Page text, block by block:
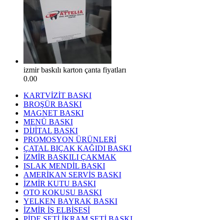
izmir baskılı karton çanta fiyatları
0.00
KARTVİZİT BASKI
BROŞÜR BASKI
MAGNET BASKI
MENÜ BASKI
DİJİTAL BASKI
PROMOSYON ÜRÜNLERİ
ÇATAL BIÇAK KAĞIDI BASKI
İZMİR BASKILI ÇAKMAK
ISLAK MENDİL BASKI
AMERİKAN SERVİS BASKI
İZMİR KUTU BASKI
OTO KOKUSU BASKI
YELKEN BAYRAK BASKI
İZMİR İŞ ELBİSESİ